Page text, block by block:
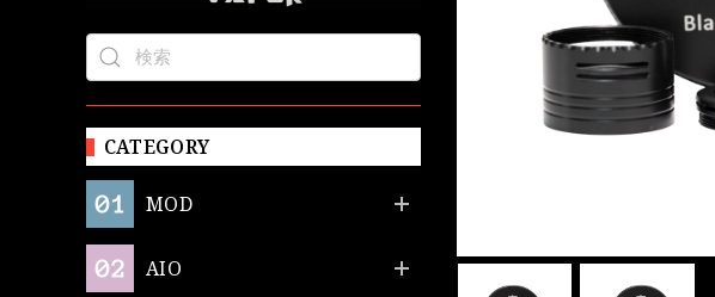
CATEGORY
MOD
AIO